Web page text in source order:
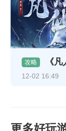
攻略 《
12-02 16:49